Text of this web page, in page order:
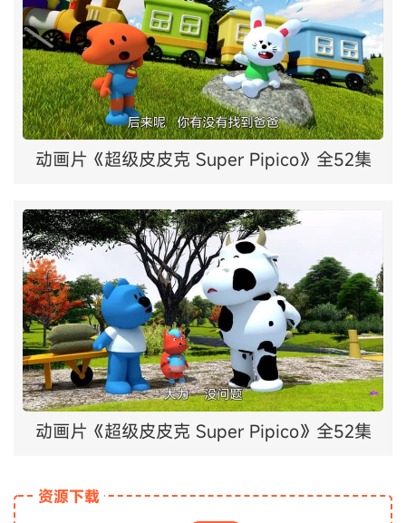
动画片《超级皮皮克 Super Pipico》全52集
动画片《超级皮皮克 Super Pipico》全52集
资源下载